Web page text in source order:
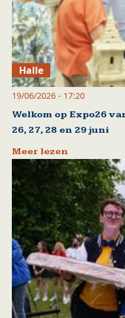
Halle
19/06/2026 - 17:20
Welkom op Expo26
26, 27, 28 en 29 juni
Meer lezen